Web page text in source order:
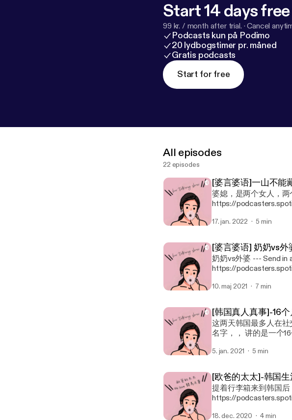
Start 14 days
99 kr. / month after trial. ·Cancel
Podcasts kun på Podimo
20 lydbogstimer pr. måned
Gratis podcasts
Start for free
All episodes
22 episodes
[婆言婆语]一山不能
婆媳，是两个女人，两个家庭的女主人
https://
17. jan. 2022 5 min
[婆言婆语] 奶奶vs外
奶奶vs外婆 --- Send in a voice message:
https://
10. maj 2021 7 min
[韩国真人真事]-16
这两天韩国最多人在社交媒体上用的
名字，， 讲的是一个16个月的小孩被养父养母虐待至死的事件 希望小小天使回到天
你 希望你将来会遇见很爱很爱你的父母。 --- Send in a voice message:
5. jan. 2021 5 min
[欧爸的太太]-韩国
提着行李箱来到韩国后，我用什么
https://
18. dec. 2020 4 min